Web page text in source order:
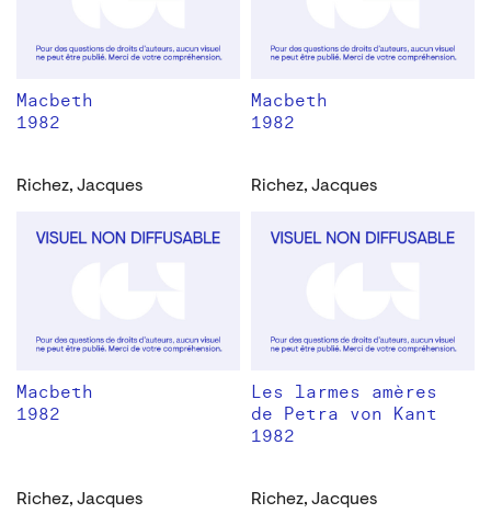
Macbeth
1982
Macbeth
1982
Richez, Jacques
Macbeth
1982
Richez, Jacques
Les larmes amères
de Petra von Kant
1982
Richez, Jacques Richez, Jacques